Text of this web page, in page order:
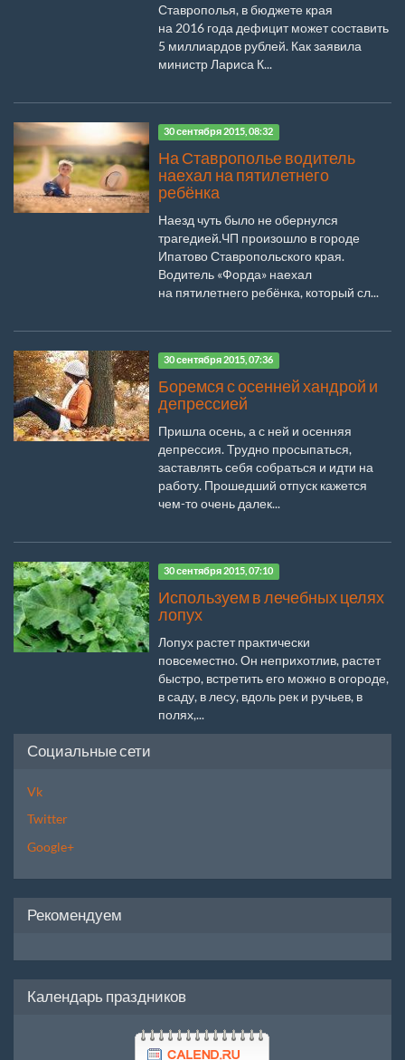
Ставрополья, в бюджете края
на 2016 года дефицит может составить
5 миллиардов рублей. Как заявила
министр Лариса К...
30 сентября 2015, 08:32
На Ставрополье водитель
наехал на пятилетнего
ребёнка
Наезд чуть было не обернулся
трагедией.ЧП произошло в городе
Ипатово Ставропольского края.
Водитель «Форда» наехал
на пятилетнего ребёнка, который сл...
30 сентября 2015, 07:36
Боремся с осенней хандрой и
депрессией
Пришла осень, а с ней и осенняя
депрессия. Трудно просыпаться,
заставлять себя собраться и идти на
работу. Прошедший отпуск кажется
чем-то очень далек...
30 сентября 2015, 07:10
Используем в лечебных целях
лопух
Лопух растет практически
повсеместно. Он неприхотлив, растет
быстро, встретить его можно в огороде,
в саду, в лесу, вдоль рек и ручьев, в
полях,...
Социальные сети
Vk
Twitter
Google+
Рекомендуем
Календарь праздников